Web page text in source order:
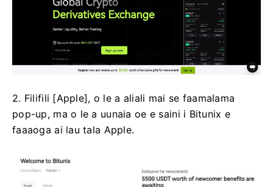
2. Filifili [Apple], o le a aliali mai se faamalama
pop-up, ma o le a uunaia oe e saini i Bitunix e
faaaoga ai lau tala Apple.